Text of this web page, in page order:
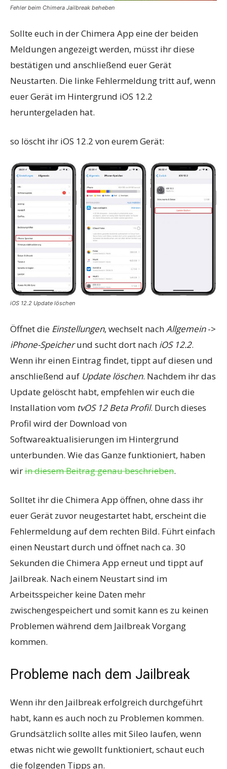
Fehler beim Chimera Jailbreak beheben
Sollte euch in der Chimera App eine der beiden
Meldungen angezeigt werden, müsst ihr diese
bestätigen und anschließend euer Gerät
Neustarten. Die linke Fehlermeldung tritt auf, wenn
euer Gerät im Hintergrund iOS 12.2
heruntergeladen hat.
so löscht ihr iOS 12.2 von eurem Gerät:
iOS 12.2 Update löschen
Öffnet die Einstellungen, wechselt nach Allgemein->
iPhone-Speicherund sucht dort nach iOS 12.2.
Wenn ihr einen Eintrag findet, tippt auf diesen und
anschließend auf Update löschen. Nachdem ihr das
Update gelöscht habt, empfehlen wir euch die
Installation vom tvOS 12 Beta Profil. Durch dieses
Profil wird der Download von
Softwareaktualisierungen im Hintergrund
unterbunden. Wie das Ganze funktioniert, haben
wirin diesem Beitrag genau beschrieben.
Solltet ihr die Chimera App öffnen, ohne dass ihr
euer Gerät zuvor neugestartet habt, erscheint die
Fehlermeldung auf dem rechten Bild. Führt einfach
einen Neustart durch und öffnet nach ca. 30
Sekunden die Chimera App erneut und tippt auf
Jailbreak. Nach einem Neustart sind im
Arbeitsspeicher keine Daten mehr
zwischengespeichert und somit kann es zu keinen
Problemen während dem Jailbreak Vorgang
kommen.
Probleme nach dem Jailbreak
Wenn ihr den Jailbreak erfolgreich durchgeführt
habt, kann es auch noch zu Problemen kommen.
Grundsätzlich sollte alles mit Sileo laufen, wenn
etwas nicht wie gewollt funktioniert, schaut euch
die folgenden Tipps an.